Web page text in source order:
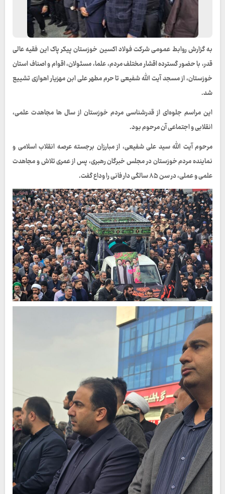
به گزارش روابط عمومی شرکت فولاد اکسین خوزستان پیکر پاک این فقیه عالی‌
قدر، با حضور گسترده اقشار مختلف مردم، علما، مسئولان، اقوام و اصناف استان
خوزستان، از مسجد آیت‌ الله شفیعی تا حرم مطهر علی‌ ابن‌ مهزیار اهوازی تشییع
شد.
این مراسم جلوه‌ای از قدرشناسی مردم خوزستان از سال‌ ها مجاهدت علمی،
انقلابی و اجتماعی آن مرحوم بود.
مرحوم آیت‌ الله سید علی شفیعی، از مبارزان برجسته عرصه انقلاب اسلامی و
نماینده مردم خوزستان در مجلس خبرگان رهبری، پس از عمری تلاش و مجاهدت
علمی و عملی، در سن ۸۵ سالگی دار فانی را وداع گفت.